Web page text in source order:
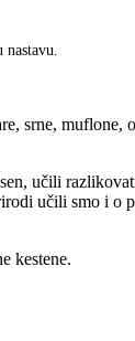
srne,
učili
učili smo i o
kestene.